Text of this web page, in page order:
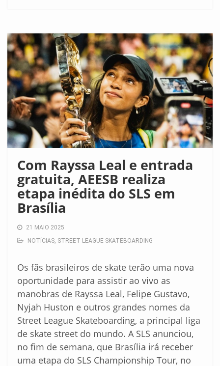
Com Rayssa Leal e entrada
gratuita, AEESB realiza
etapa inédita do SLS em
Brasília
21 MAIO 2025
NOTÍCIAS, STREET LEAGUE SKATEBOARDING
Os fãs brasileiros de skate terão uma nova
oportunidade para assistir ao vivo as
manobras de Rayssa Leal, Felipe Gustavo,
Nyjah Huston e outros grandes nomes da
Street League Skateboarding, a principal liga
de skate street do mundo. A SLS anunciou,
no fim de semana, que Brasília irá receber
uma etapa do SLS Championship Tour, no